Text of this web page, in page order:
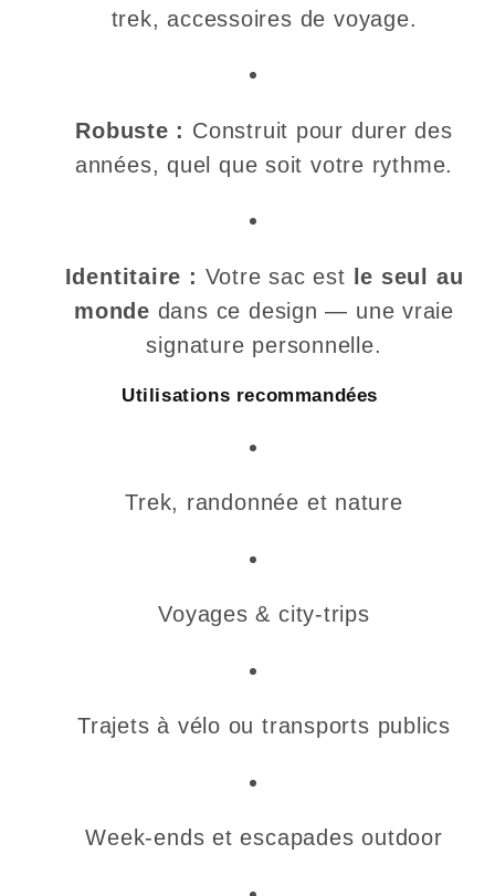
trek, accessoires de voyage.
Robuste : Construit pour durer des
années, quel que soit votre rythme.
Identitaire : Votre sac est le seul au
monde dans ce design — une vraie
signature personnelle.
Utilisations recommandées
Trek, randonnée et nature
Voyages & city-trips
Trajets à vélo ou transports publics
Week-ends et escapades outdoor